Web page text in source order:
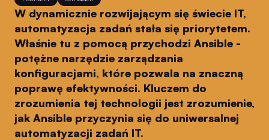
W dynamicznie rozwijającym się świecie IT,
automatyzacja zadań stała się priorytetem.
Właśnie tu z pomocą przychodzi Ansible -
potężne narzędzie zarządzania
konfiguracjami, które pozwala na znaczną
poprawę efektywności. Kluczem do
zrozumienia tej technologii jest zrozumienie,
jak Ansible przyczynia się do uniwersalnej
automatyzacji zadań IT.